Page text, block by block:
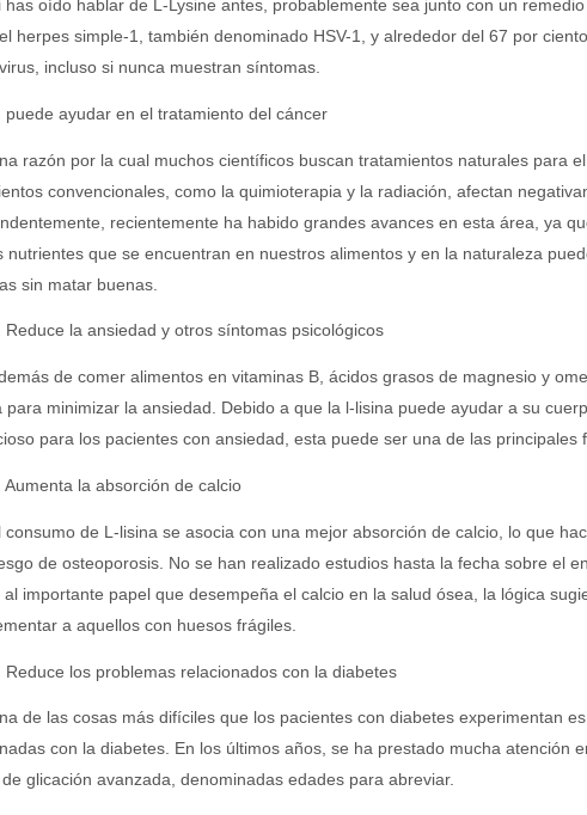
has oído hablar de L-Lysine antes, probablemente sea junto con un
herpes simple-1, también denominado HSV-1, y alrededor del 67 por
incluso si nunca muestran síntomas.
puede ayudar en el tratamiento del cáncer
razón por la cual muchos científicos buscan tratamientos naturales para
convencionales, como la quimioterapia y la radiación, afectan
recientemente ha habido grandes avances en esta área, ya
nutrientes que se encuentran en nuestros alimentos y en la naturaleza
sin matar buenas.
Reduce la ansiedad y otros síntomas psicológicos
de comer alimentos en vitaminas B, ácidos grasos de magnesio y
para minimizar la ansiedad. Debido a que la l-lisina puede ayudar a su
para los pacientes con ansiedad, esta puede ser una de las principales
Aumenta la absorción de calcio
consumo de L-lisina se asocia con una mejor absorción de calcio, lo que
de osteoporosis. No se han realizado estudios hasta la fecha sobre el
al importante papel que desempeña el calcio en la salud ósea, la lógica
a aquellos con huesos frágiles.
Reduce los problemas relacionados con la diabetes
de las cosas más difíciles que los pacientes con diabetes experimentan
con la diabetes. En los últimos años, se ha prestado mucha atención
glicación avanzada, denominadas edades para abreviar.